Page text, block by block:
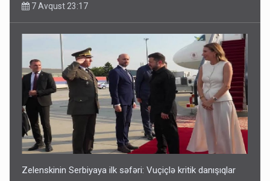
Media və Yayım Şurasına əlavə hüquq və vəzifələr verilib
7 Avqust 13:24
7 Avqust 23:17
Zelenskinin Serbiyaya ilk səfəri: Vuçiçlə kritik danışıqlar